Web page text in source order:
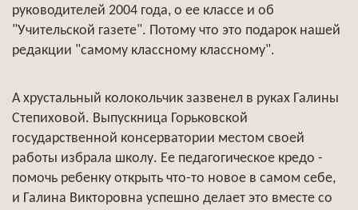
руководителей 2004 года, о ее классе и об
"Учительской газете". Потому что это подарок нашей
редакции "самому классному классному".
А хрустальный колокольчик зазвенел в руках Галины
Степиховой. Выпускница Горьковской
государственной консерватории местом своей
работы избрала школу. Ее педагогическое кредо -
помочь ребенку открыть что-то новое в самом себе,
и Галина Викторовна успешно делает это вместе со